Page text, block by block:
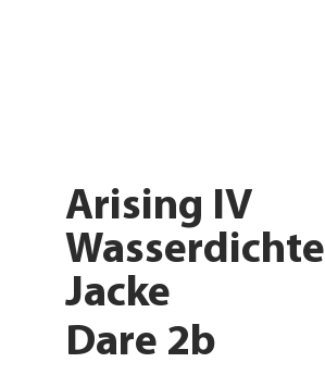
Arising IV
Wasserdichte
Jacke
Dare 2b